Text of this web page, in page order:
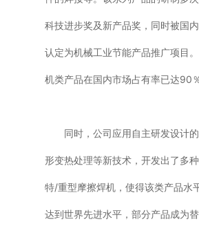
科技进步奖及新产品奖，同时被国
认定为机械工业节能产品推广项目
机类产品在国内市场占有率已达90％
同时，公司应用自主研发设计的
形变热处理等新技术，开发出了多
特/重型摩擦焊机，使得该类产品水
达到世界先进水平，部分产品成为替